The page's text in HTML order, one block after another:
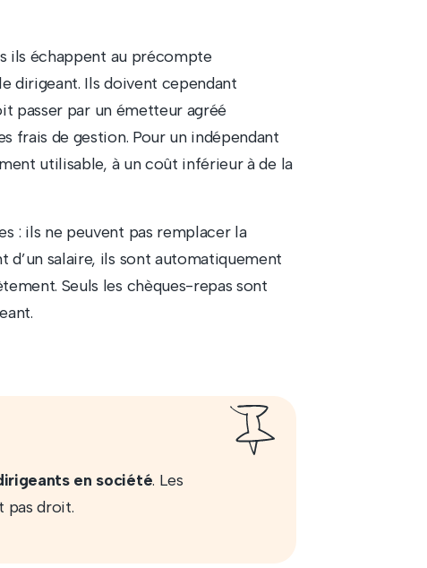
ils échappent au précompte
dirigeant. Ils doivent cependant
passer par un émetteur agréé
frais de gestion. Pour un indépendant
utilisable, à un coût inférieur à de la
: ils ne peuvent pas remplacer la
d’un salaire, ils sont automatiquement
Seuls les chèques-repas sont
en société. Les
pas droit.